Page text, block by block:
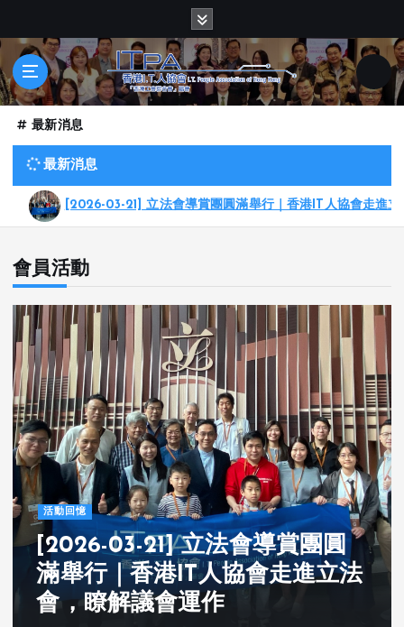
i
p
t
最新消息
最新消息
[2026-03-21] 立法會導賞團圓滿舉行｜香港IT人協會走進立法會，瞭
會員活動
活動回憶
[2025-8-22] 參觀南沙廣汽科技
館及廣州中國移動5G應用創新
中心